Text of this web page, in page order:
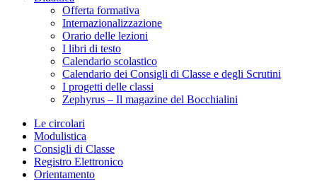
Offerta formativa
Internazionalizzazione
Orario delle lezioni
I libri di testo
Calendario scolastico
Calendario dei Consigli di Classe e degli Scrutini
I progetti delle classi
Zephyrus – Il magazine del Bocchialini
Le circolari
Modulistica
Consigli di Classe
Registro Elettronico
Orientamento